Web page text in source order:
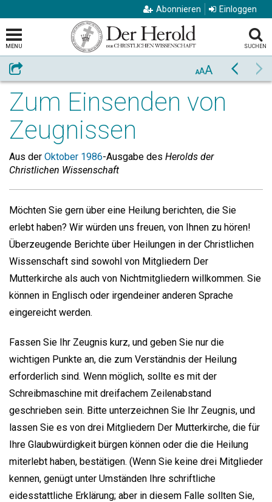
Abonnieren Einloggen
MENU SUCHEN
Weiterempfehlen AAA Zurück
Zum Einsenden von
Zeugnissen
Aus der Oktober 1986-Ausgabe des Herolds der
Christlichen Wissenschaft
Möchten Sie gern über eine Heilung berichten, die Sie
erlebt haben? Wir würden uns freuen, von Ihnen zu hören!
Überzeugende Berichte über Heilungen in der Christlichen
Wissenschaft sind sowohl von Mitgliedern Der
Mutterkirche als auch von Nichtmitgliedern willkommen. Sie
können in Englisch oder irgendeiner anderen Sprache
eingereicht werden.
Fassen Sie Ihr Zeugnis kurz, und geben Sie nur die
wichtigen Punkte an, die zum Verständnis der Heilung
erforderlich sind. Wenn möglich, sollte es mit der
Schreibmaschine mit dreifachem Zeilenabstand
geschrieben sein. Bitte unterzeichnen Sie Ihr Zeugnis, und
lassen Sie es von drei Mitgliedern Der Mutterkirche, die für
Ihre Glaubwürdigkeit bürgen können oder die die Heilung
miterlebt haben, bestätigen. (Wenn Sie keine drei Mitglieder
kennen, genügt unter Umständen Ihre schriftliche
eidesstattliche Erklärung; aber in diesem Falle sollten Sie,